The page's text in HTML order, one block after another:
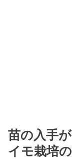
苗の入手
イモ栽培